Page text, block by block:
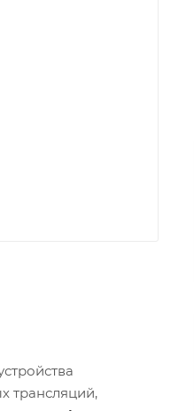
трансляций,